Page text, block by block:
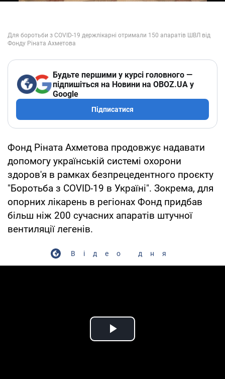
Будьте першими у курсі головного —
підпишіться на Новини на OBOZ.UA у
Google
Підписатися
Фонд Ріната Ахметова продовжує надавати
допомогу українській системі охорони
здоров'я в рамках безпрецедентного проєкту
"Боротьба з COVID-19 в Україні". Зокрема, для
опорних лікарень в регіонах Фонд придбав
більш ніж 200 сучасних апаратів штучної
вентиляції легенів.
Відео дня
Play Video